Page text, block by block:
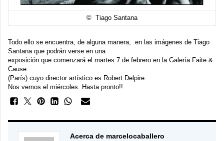
© Tiago Santana
Todo ello se encuentra, de alguna manera, en las imágenes de Tiago
Santana que podrán verse en una
exposición que comenzará el martes 7 de febrero en la Galería Faite &
Cause
(París) cuyo director artístico es Robert Delpire.
Nos vemos el miércoles. Hasta pronto!!
Acerca de marcelocaballero